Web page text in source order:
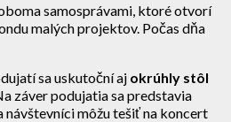
samosprávami, ktoré otvorí
malých projektov. Počas dňa
sa uskutoční aj okrúhly stôl
záver podujatia sa predstavia
návštevníci môžu tešiť na koncert